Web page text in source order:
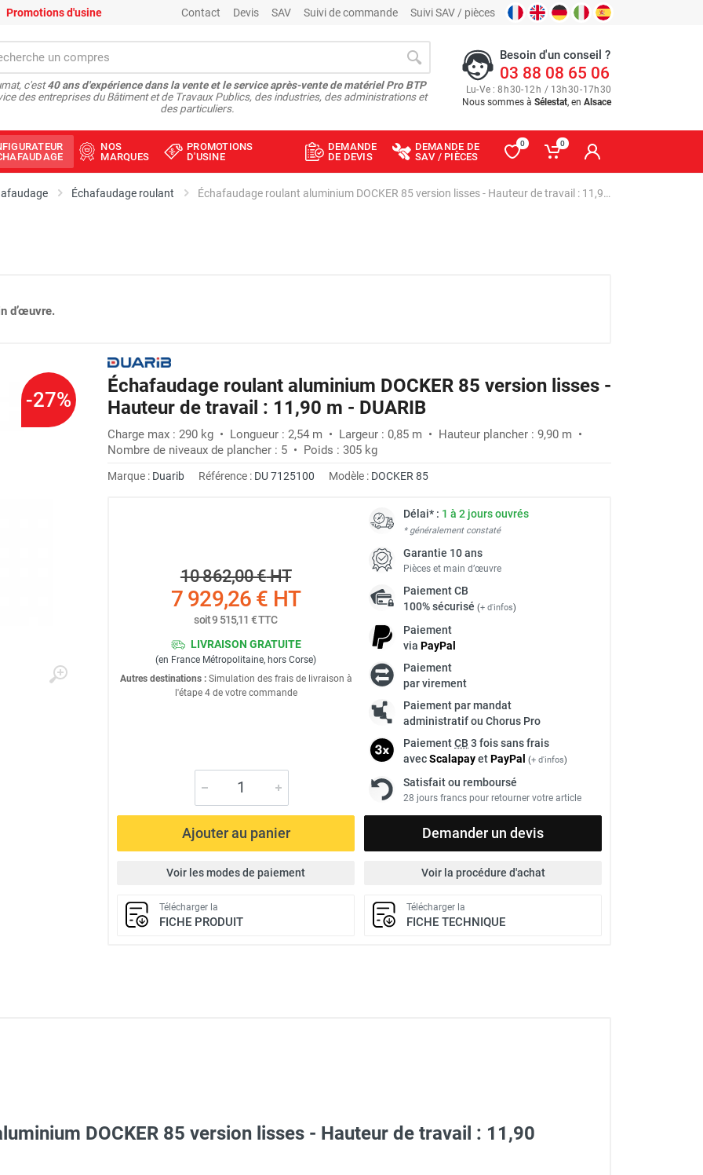
Promotions d'usine Contact Devis SAV Suivi de commande Suivi SAV / pièces
c'est40 ans d'expérience dans la vente et le service après-vente de matériel Pro BTP
des entreprises du Bâtiment et de Travaux Publics, des industries, des administrations et
des particuliers.
Besoin d'un conseil ?
03 88 08 65 06
Lu-Ve : 8h30-12h / 13h30-17h30
Nous sommes à Sélestat, en Alsace
NOS
MARQUES
PROMOTIONS
D'USINE
DEMANDE
DE DEVIS
DEMANDE DE
SAV / PIÈCES
0 0
Échafaudage roulant Échafaudage roulant aluminium DOCKER 85 version lisses - Hauteur de travail : 11,90 m - DUARIB
d’œuvre.
-27%
Échafaudage roulant aluminium DOCKER 85 version lisses -
Hauteur de travail : 11,90 m - DUARIB
Charge max : 290 kg • Longueur : 2,54 m • Largeur : 0,85 m • Hauteur plancher : 9,90 m •
Nombre de niveaux de plancher : 5 • Poids : 305 kg
Marque : Duarib Référence : DU 7125100 Modèle : DOCKER 85
10 862,00 €HT
7 929,26 € HT
soit9 515,11 €TTC
LIVRAISON GRATUITE
(en France Métropolitaine, hors Corse)
Autres destinations :Simulation des frais de livraison à
l'étape 4 de votre commande
Délai* : 1 à 2 jours ouvrés
* généralement constaté
Garantie 10 ans
Pièces et main d’œuvre
PaiementCB
100% sécurisé (+ d'infos)
Paiement
via PayPal
Paiement
par virement
Paiement par mandat
administratif ou Chorus Pro
PaiementCB 3 fois sans frais
avecScalapayetPayPal (+ d'infos)
Satisfait ou remboursé
28 jours francs pour retourner votre article
Ajouter au panier Demander un devis
Voir les modes de paiement Voir la procédure d'achat
Télécharger la
FICHE PRODUIT
Télécharger la
FICHE TECHNIQUE
DOCKER 85 version lisses - Hauteur de travail : 11,90